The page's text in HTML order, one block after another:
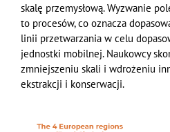
skalę przemysłową. Wyzwanie
to procesów, co oznacza
linii przetwarzania w celu
jednostki mobilnej. Naukowcy
zmniejszeniu skali i wdrożeniu
ekstrakcji i konserwacji.